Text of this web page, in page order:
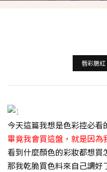
唇彩腮紅
今天這篇我想是色彩控必看
畢竟我會買這盤，就是因
看到什麼顏色的彩妝都想買
那我乾脆買色料來自己調好